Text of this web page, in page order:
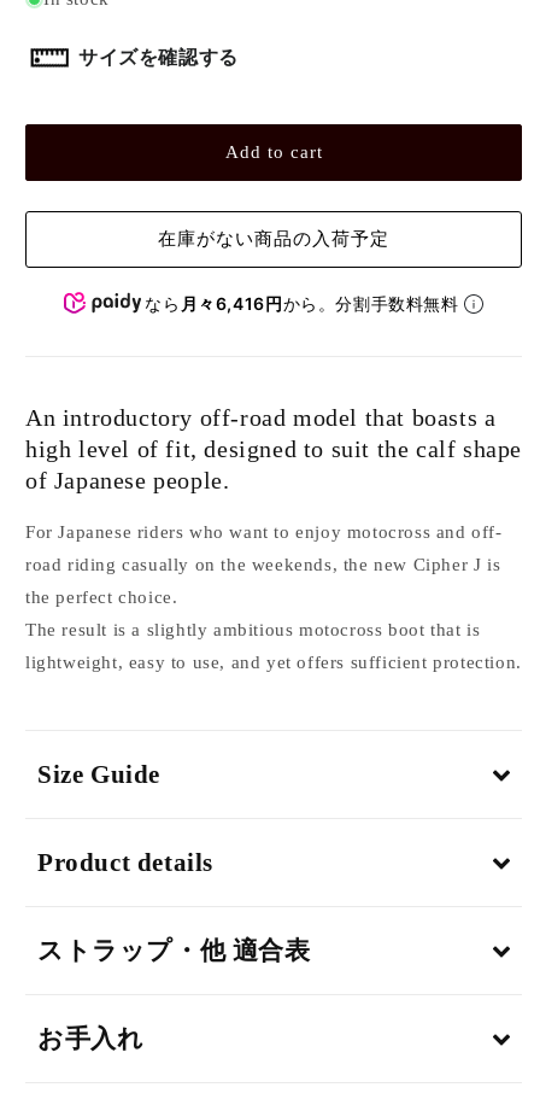
unavailable
サイズを確認する
Add to cart
在庫がない商品の入荷予定
なら 月々6,416円から。分割手数料無料
An introductory off-road model that boasts a
high level of fit, designed to suit the calf shape
of Japanese people.
For Japanese riders who want to enjoy motocross and off-
road riding casually on the weekends, the new Cipher J is
the perfect choice.
The result is a slightly ambitious motocross boot that is
lightweight, easy to use, and yet offers sufficient protection.
Size Guide
Product details
ストラップ・他 適合表
お手入れ